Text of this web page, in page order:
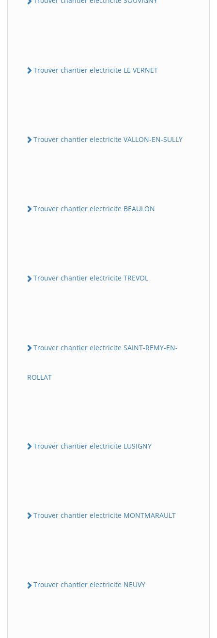
Trouver chantier electricite LE VERNET
Trouver chantier electricite VALLON-EN-SULLY
Trouver chantier electricite BEAULON
Trouver chantier electricite TREVOL
Trouver chantier electricite SAINT-REMY-EN-
ROLLAT
Trouver chantier electricite LUSIGNY
Trouver chantier electricite MONTMARAULT
Trouver chantier electricite NEUVY